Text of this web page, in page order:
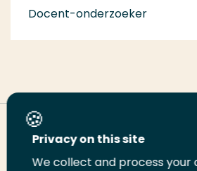
Docent-onderzoeker
Deel deze pagina
Privacy on this site
We collect and process your